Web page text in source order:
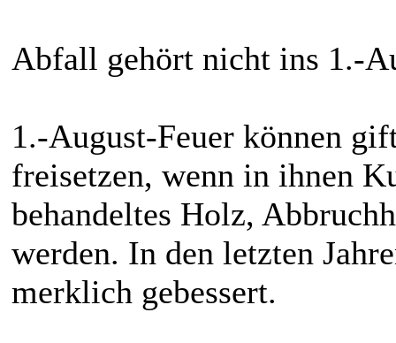
Abfall gehört nicht ins 1.-
1.-August-Feuer können
freisetzen, wenn in ihnen
behandeltes Holz,
werden. In den letzten
merklich gebessert.